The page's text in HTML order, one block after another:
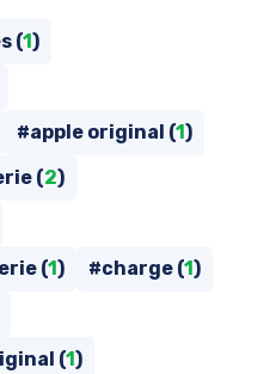
(1)
#apple original (1)
(2)
(1) #charge (1)
(1)